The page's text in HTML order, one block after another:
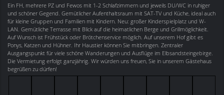
Ein FH, mehrere PZ und Fewos mit 1-2 Schlafzimmern und jeweils DU/WC in ruhiger
und schöner Gegend. Gemütlicher Aufenthaltsraum mit SAT-TV und Küche, ideal auch
für kleine Gruppen und Familien mit Kindern. Neu: großer Kinderspielplatz und W-
LAN. Gemütliche Terrasse mit Blick auf die heimatlichen Berge und Grillmöglichkeit.
Auf Wunsch ist Frühstück oder Brötchenservice möglich. Auf unserem Hof gibt es
Ponys, Katzen und Hühner. Ihr Haustier können Sie mitbringen. Zentraler
Ausgangspunkt für viele schöne Wanderungen und Ausflüge im Elbsandsteingebirge.
Die Vermietung erfolgt ganzjährig. Wir würden uns freuen, Sie in unserem Gästehaus
begrüßen zu dürfen!